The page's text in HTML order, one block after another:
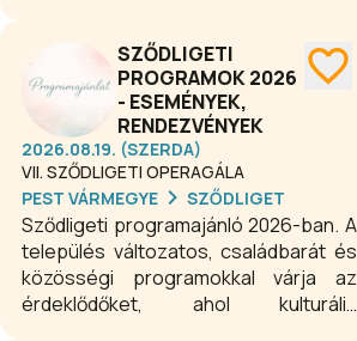
SZŐDLIGETI
PROGRAMOK 2026
- ESEMÉNYEK,
RENDEZVÉNYEK
2026.08.19. (SZERDA)
VII. SZŐDLIGETI OPERAGÁLA
PEST VÁRMEGYE
SZŐDLIGET
Sződligeti programajánló 2026-ban. A
település változatos, családbarát és
közösségi programokkal várja az
érdeklődőket, ahol kulturális